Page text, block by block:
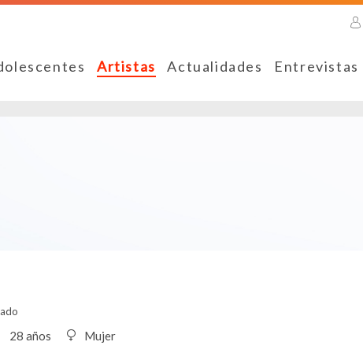
Artistas Actualidades Entrevistas
28 años Mujer